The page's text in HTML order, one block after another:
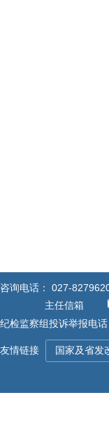
咨询电话： 027-
主任信箱
纪检监察组投诉举报电
友情链接